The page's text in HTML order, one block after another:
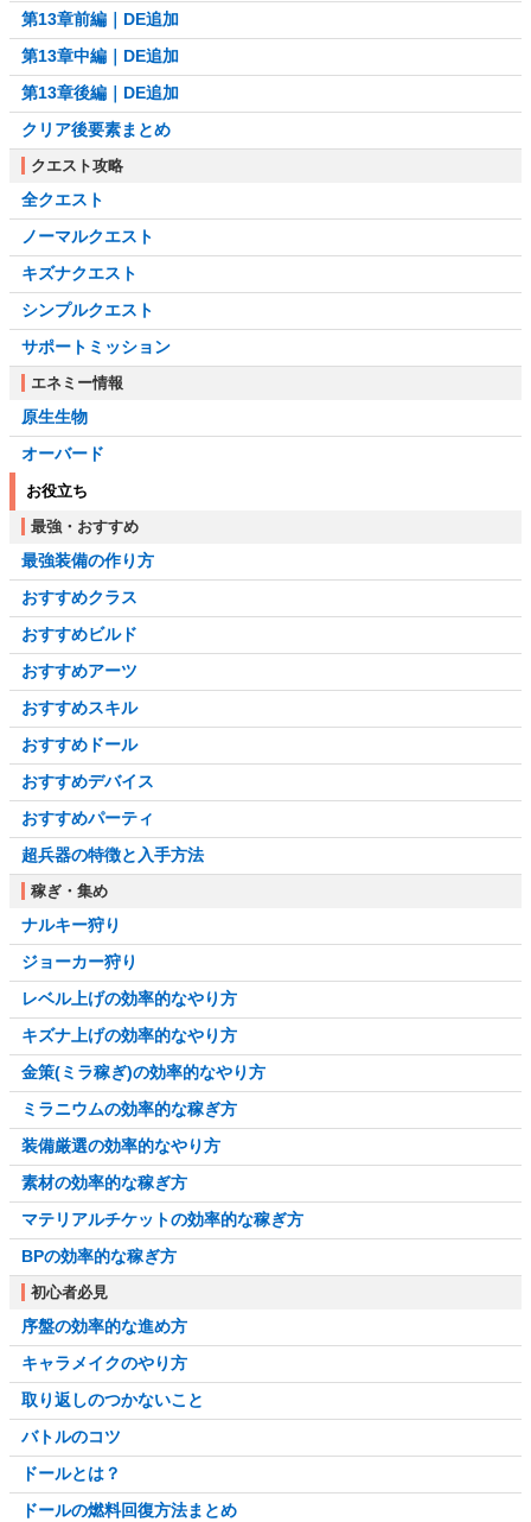
第13章前編｜DE追加
第13章中編｜DE追加
第13章後編｜DE追加
クリア後要素まとめ
クエスト攻略
全クエスト
ノーマルクエスト
キズナクエスト
シンプルクエスト
サポートミッション
エネミー情報
原生生物
オーバード
お役立ち
最強・おすすめ
最強装備の作り方
おすすめクラス
おすすめビルド
おすすめアーツ
おすすめスキル
おすすめドール
おすすめデバイス
おすすめパーティ
超兵器の特徴と入手方法
稼ぎ・集め
ナルキー狩り
ジョーカー狩り
レベル上げの効率的なやり方
キズナ上げの効率的なやり方
金策(ミラ稼ぎ)の効率的なやり方
ミラニウムの効率的な稼ぎ方
装備厳選の効率的なやり方
素材の効率的な稼ぎ方
マテリアルチケットの効率的な稼ぎ方
BPの効率的な稼ぎ方
初心者必見
序盤の効率的な進め方
キャラメイクのやり方
取り返しのつかないこと
バトルのコツ
ドールとは？
ドールの燃料回復方法まとめ